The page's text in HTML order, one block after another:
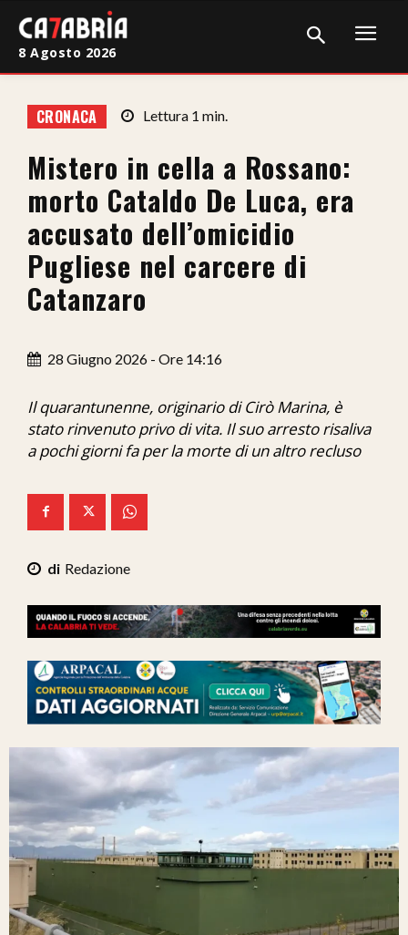
Cronaca
Giudiziaria
Politica
Sport
Attualità
Ita-Mondo
C7 Play
We Calabria
8 Agosto 2026
CRONACA Lettura 1 min.
Mistero in cella a Rossano:
morto Cataldo De Luca, era
accusato dell’omicidio
Pugliese nel carcere di
Catanzaro
28 Giugno 2026 - Ore 14:16
Il quarantunenne, originario di Cirò Marina, è
stato rinvenuto privo di vita. Il suo arresto risaliva
a pochi giorni fa per la morte di un altro recluso
Redazione